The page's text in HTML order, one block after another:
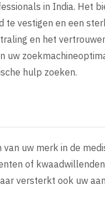
in India. Het
te vestigen en een
en het
uw
hulp zoeken.
uw merk in de
of
versterkt ook uw